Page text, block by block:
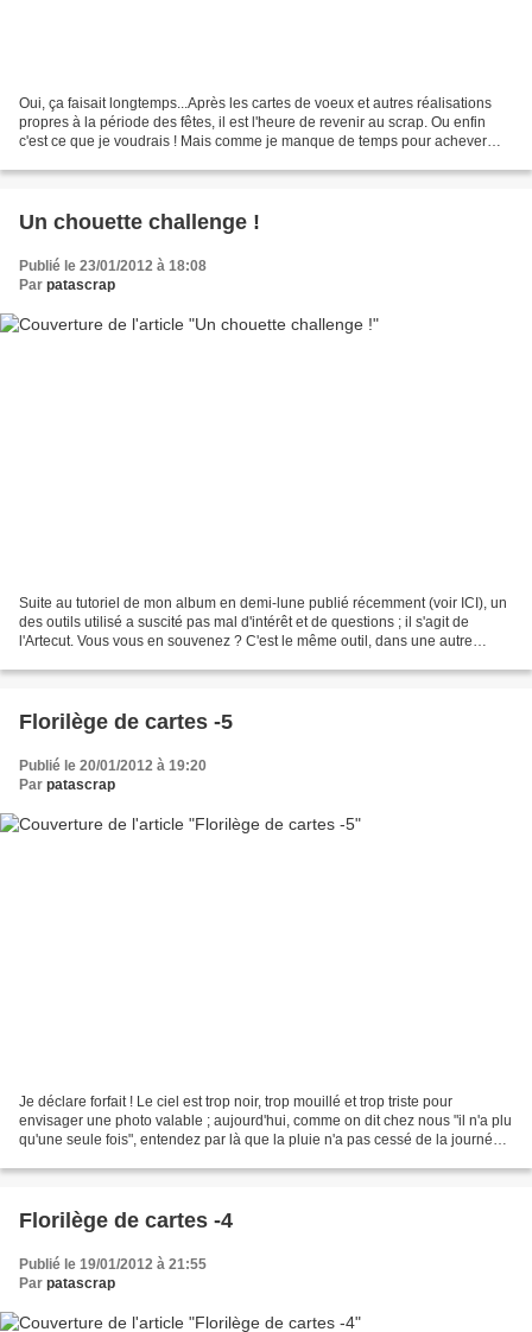
Oui, ça faisait longtemps...Après les cartes de voeux et autres réalisations
propres à la période des fêtes, il est l'heure de revenir au scrap. Ou enfin
c'est ce que je voudrais ! Mais comme je manque de temps pour achever
Un chouette challenge !
Publié le 23/01/2012 à 18:08
Par patascrap
Suite au tutoriel de mon album en demi-lune publié récemment (voir ICI), un
des outils utilisé a suscité pas mal d'intérêt et de questions ; il s'agit de
l'Artecut. Vous vous en souvenez ? C'est le même outil, dans une autre
Florilège de cartes -5
Publié le 20/01/2012 à 19:20
Par patascrap
Je déclare forfait ! Le ciel est trop noir, trop mouillé et trop triste pour
envisager une photo valable ; aujourd'hui, comme on dit chez nous "il n'a plu
qu'une seule fois", entendez par là que la pluie n'a pas cessé de la journée...
Florilège de cartes -4
Publié le 19/01/2012 à 21:55
Par patascrap